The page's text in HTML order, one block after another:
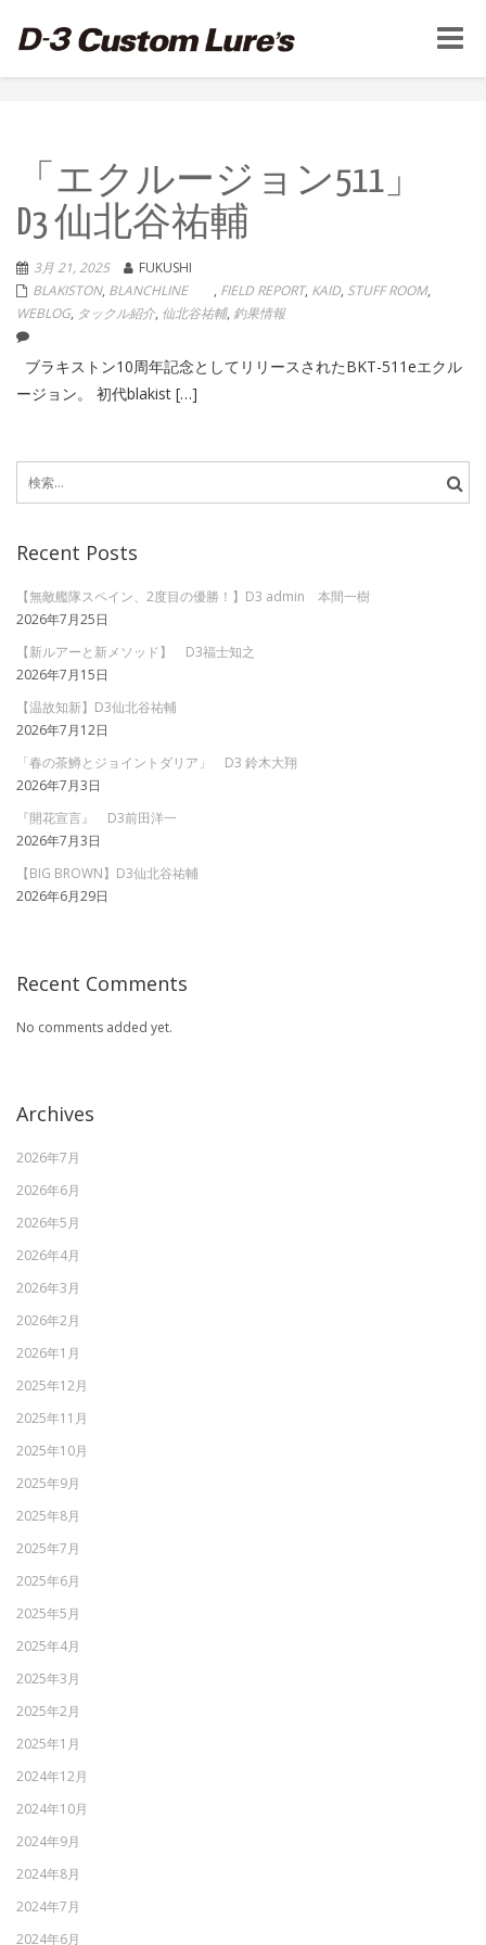
Toggle
「エクルージョン511」
D3 仙北谷祐輔
3月 21, 2025
FUKUSHI
BLAKISTON, BLANCHLINE , FIELD REPORT, KAID, STUFF ROOM,
WEBLOG, タックル紹介, 仙北谷祐輔, 釣果情報
ブラキストン10周年記念としてリリースされたBKT-511eエクル
ージョン。 初代blakist […]
索:
Recent Posts
【無敵艦隊スペイン、2度目の優勝！】D3 admin 本間一樹
2026年7月25日
【新ルアーと新メソッド】 D3福士知之
2026年7月15日
【温故知新】D3仙北谷祐輔
2026年7月12日
「春の茶鱒とジョイントダリア」 D3 鈴木大翔
2026年7月3日
『開花宣言』 D3前田洋一
2026年7月3日
【BIG BROWN】D3仙北谷祐輔
2026年6月29日
Recent Comments
No comments added yet.
Archives
2026年7月
2026年6月
2026年5月
2026年4月
2026年3月
2026年2月
2026年1月
2025年12月
2025年11月
2025年10月
2025年9月
2025年8月
2025年7月
2025年6月
2025年5月
2025年4月
2025年3月
2025年2月
2025年1月
2024年12月
2024年10月
2024年9月
2024年8月
2024年7月
2024年6月